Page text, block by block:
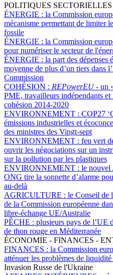
POLITIQUES SECTORIELLES
ÉNERGIE : la Commission
mécanisme permettant de limiter
fossile
ÉNERGIE : la Commission
pour numériser le secteur de
ÉNERGIE : la part des dépenses
moyenne de plus d’un tiers dans
Commission
COHÉSION : REPowerEU- un
PME, travailleurs indépendants et
cohésion 2014-2020
ENVIRONNEMENT : COP27
émissions industrielles et
des ministres des Vingt-sept
ENVIRONNEMENT : feu vert
ouvrir les négociations sur un
sur la pollution par les plastiques
ENVIRONNEMENT : le nouvel
ONG tire la sonnette d’alarme
au-delà
AGRICULTURE : le Conseil de
de la Commission européenne
libre-échange UE/Australie
PÊCHE : plusieurs pays de l’UE
de thon rouge en Méditerranée
ÉCONOMIE - FINANCES -
FINANCES : la Commission
atténuer les problèmes de
Invasion Russe de l'Ukraine